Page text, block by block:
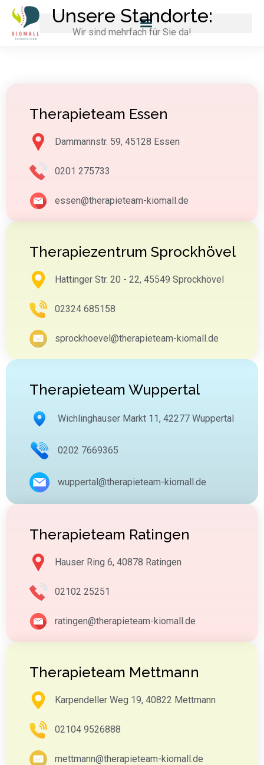
Unsere Standorte:
Wir sind mehrfach für Sie da!
Therapieteam Essen
Dammannstr. 59, 45128 Essen
0201 275733
essen@therapieteam-kiomall.de
Therapiezentrum Sprockhövel
Hattinger Str. 20 - 22, 45549 Sprockhövel
02324 685158
sprockhoevel@therapieteam-kiomall.de
Therapieteam Wuppertal
Wichlinghauser Markt 11, 42277 Wuppertal
0202 7669365
wuppertal@therapieteam-kiomall.de
Therapieteam Ratingen
Hauser Ring 6, 40878 Ratingen
02102 25251
ratingen@therapieteam-kiomall.de
Therapieteam Mettmann
Karpendeller Weg 19, 40822 Mettmann
02104 9526888
mettmann@therapieteam-kiomall.de